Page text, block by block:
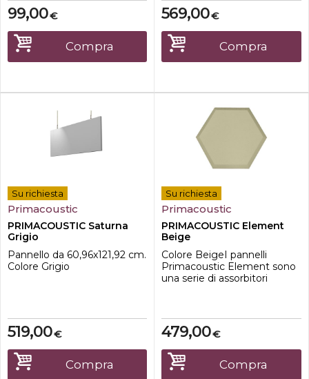
€
99,00
Compra
esteticamente gradevole
inseribile in qualsiasi
ambiente- Facile da
installare, elimina l'eco
migliorando l'intelligibilitàI
pa...
€
569,00
Compra
Su richiesta
Primacoustic
PRIMACOUSTIC Saturna
Grigio
Pannello da 60,96x121,92 cm.
Colore Grigio
€
519,00
Compra
Su richiesta
Primacoustic
PRIMACOUSTIC Element
Beige
Colore BeigeI pannelli
Primacoustic Element sono
una serie di assorbitori
per le proprie stanze. Invece
di limitarsi ai tipici pannelli
quadrati e rettangolari
presenti nella maggior parte
degli studi, la forma e...
€
479,00
Compra